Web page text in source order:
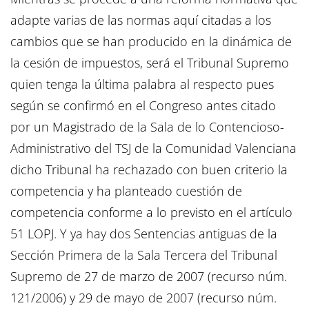
adapte varias de las normas aquí citadas a los
cambios que se han producido en la dinámica de
la cesión de impuestos, será el Tribunal Supremo
quien tenga la última palabra al respecto pues
según se confirmó en el Congreso antes citado
por un Magistrado de la Sala de lo Contencioso-
Administrativo del TSJ de la Comunidad Valenciana
dicho Tribunal ha rechazado con buen criterio la
competencia y ha planteado cuestión de
competencia conforme a lo previsto en el artículo
51 LOPJ. Y ya hay dos Sentencias antiguas de la
Sección Primera de la Sala Tercera del Tribunal
Supremo de 27 de marzo de 2007 (recurso núm.
121/2006) y 29 de mayo de 2007 (recurso núm.